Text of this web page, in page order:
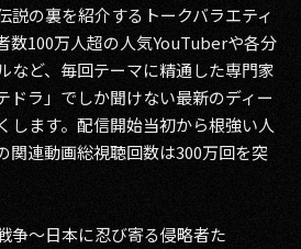
2020
2019
2018
2016
説の裏を紹介するトークバラエティ
数100万人超の人気YouTuberや各分
など、毎回テーマに精通した専門家
ドラ」でしか聞けない最新のディー
します。配信開始当初から根強い人
関連動画総視聴回数は300万回を突
争〜日本に忍び寄る侵略者た